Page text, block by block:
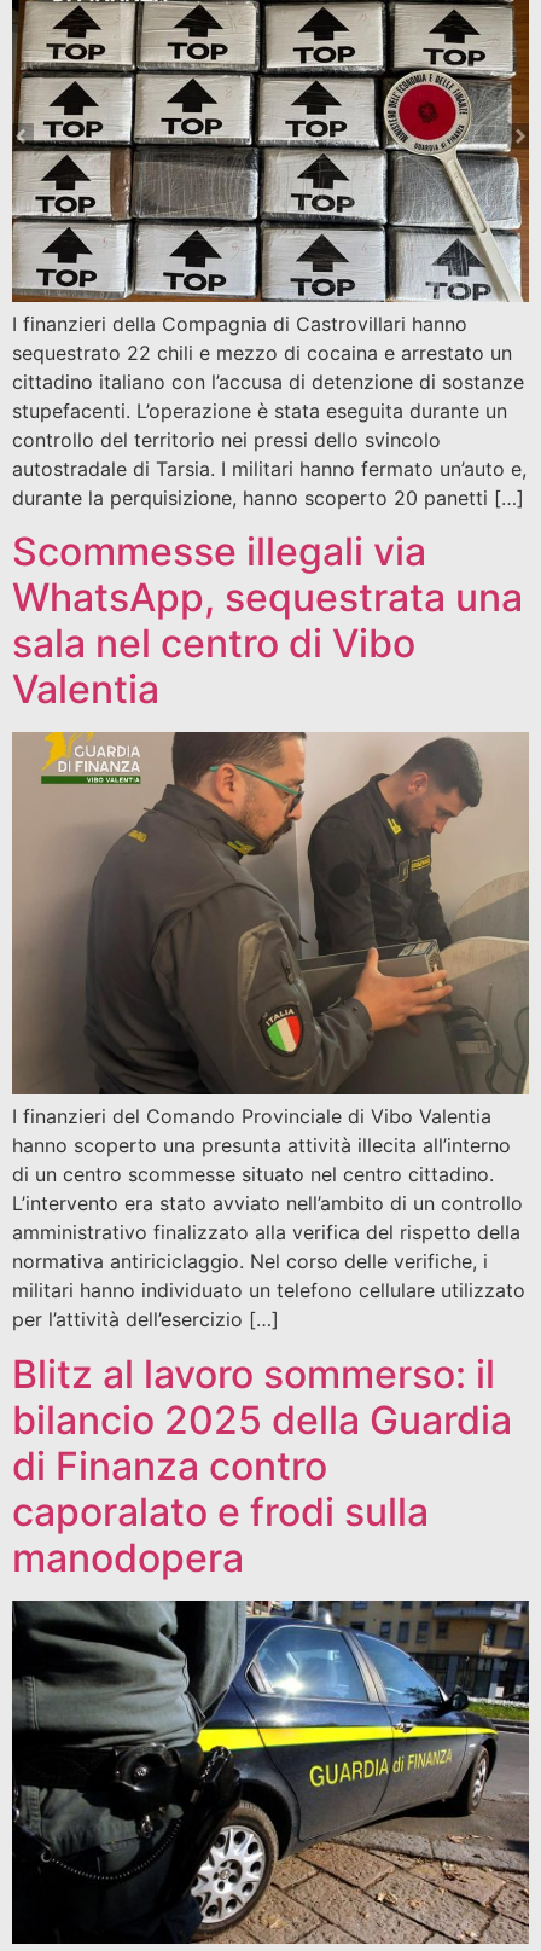
I finanzieri della Compagnia di Castrovillari hanno
sequestrato 22 chili e mezzo di cocaina e arrestato un
cittadino italiano con l’accusa di detenzione di sostanze
stupefacenti. L’operazione è stata eseguita durante un
controllo del territorio nei pressi dello svincolo
autostradale di Tarsia. I militari hanno fermato un’auto e,
durante la perquisizione, hanno scoperto 20 panetti […]
Scommesse illegali via
WhatsApp, sequestrata una
sala nel centro di Vibo
Valentia
I finanzieri del Comando Provinciale di Vibo Valentia
hanno scoperto una presunta attività illecita all’interno
di un centro scommesse situato nel centro cittadino.
L’intervento era stato avviato nell’ambito di un controllo
amministrativo finalizzato alla verifica del rispetto della
normativa antiriciclaggio. Nel corso delle verifiche, i
militari hanno individuato un telefono cellulare utilizzato
per l’attività dell’esercizio […]
Blitz al lavoro sommerso: il
bilancio 2025 della Guardia
di Finanza contro
caporalato e frodi sulla
manodopera